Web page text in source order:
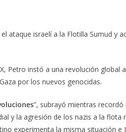
ataque israelí a la Flotilla Sumud y
Petro instó a una revolución global
por los nuevos genocidas.
”, subrayó mientras recordó
y la agresión de los nazis a la flota
experimenta la misma situación e